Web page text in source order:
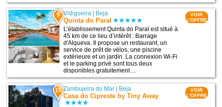
9 Vidigueira Beja
Quinta do Paral
L’établissement Quinta do Paral est situé à
45 km de ce lieu d’intérêt : Barrage
d'Alqueva. Il propose un restaurant, un
service de prêt de vélos, une piscine
extérieure et un jardin. La connexion Wi-Fi
et le parking privé sont tous deux
disponibles gratuitement ...
VOIR
L'OFFRE
10 Zambujeira do Mar | Beja
Casa do Cipreste by Tiny Away
VOIR
L'OFFRE